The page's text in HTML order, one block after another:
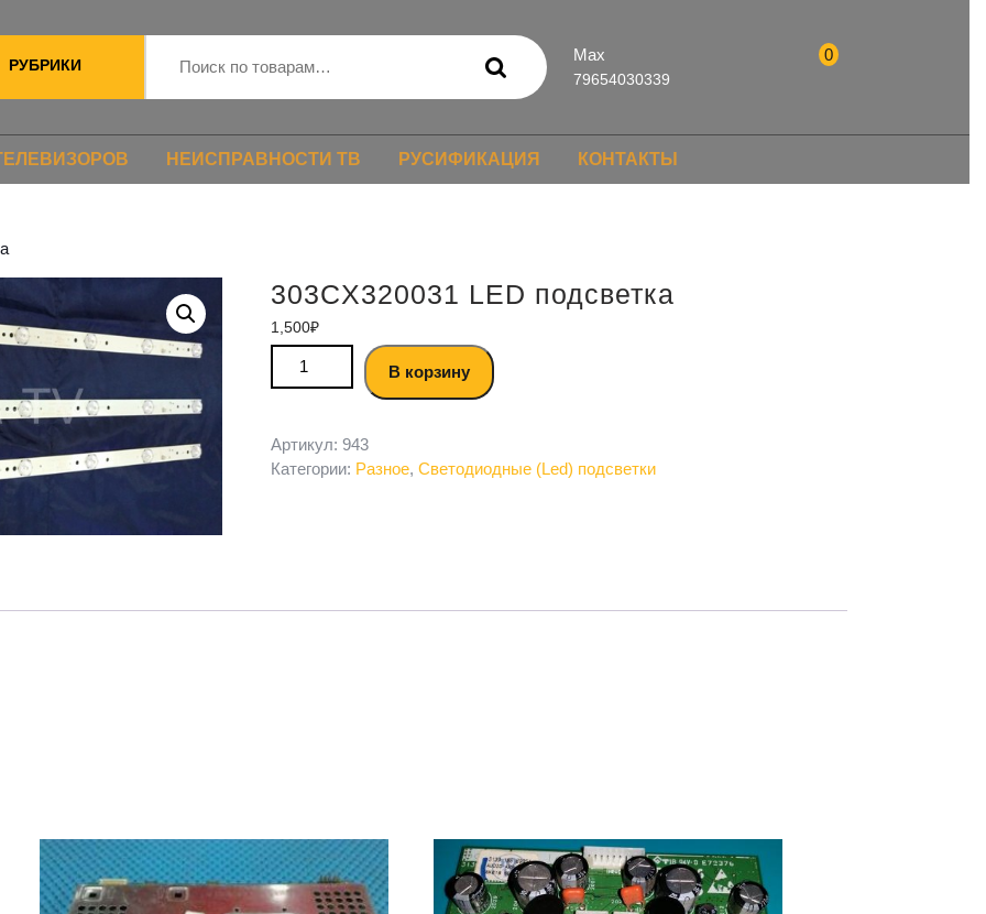
РУБРИКИ
Max
79654030339
0
НЕИСПРАВНОСТИ ТВ РУСИФИКАЦИЯ КОНТАКТЫ
303CX320031 LED подсветка
1,500₽
В корзину
Артикул: 943
Категории: Разное, Светодиодные (Led) подсветки